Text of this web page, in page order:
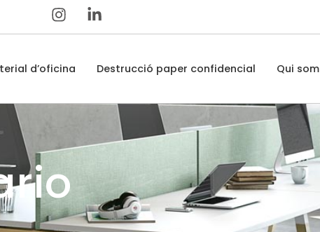
d’oficina Destrucció paper confidencial Qui som